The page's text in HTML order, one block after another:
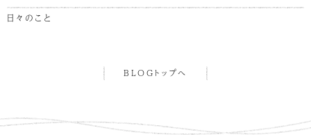
日々のこと
BLOGトップへ